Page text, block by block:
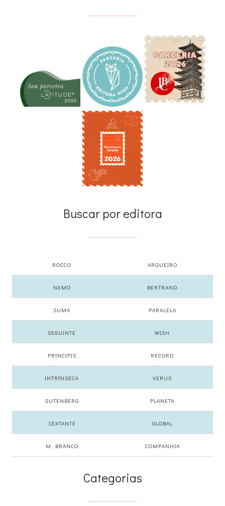
Buscar por editora
ROCCO ARQUEIRO
NEMO BERTRAND
SUMA PARALELA
SEGUINTE WISH
PRINCIPIS RECORD
INTRÍNSECA VERUS
GUTENBERG PLANETA
SEXTANTE GLOBAL
M. BRANCO COMPANHIA
Categorias